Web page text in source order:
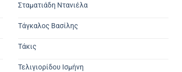
Σταματιάδη Ντανιέλα
Τάγκαλος Βασίλης
Τάκις
Τελιγιορίδου Ισμήνη